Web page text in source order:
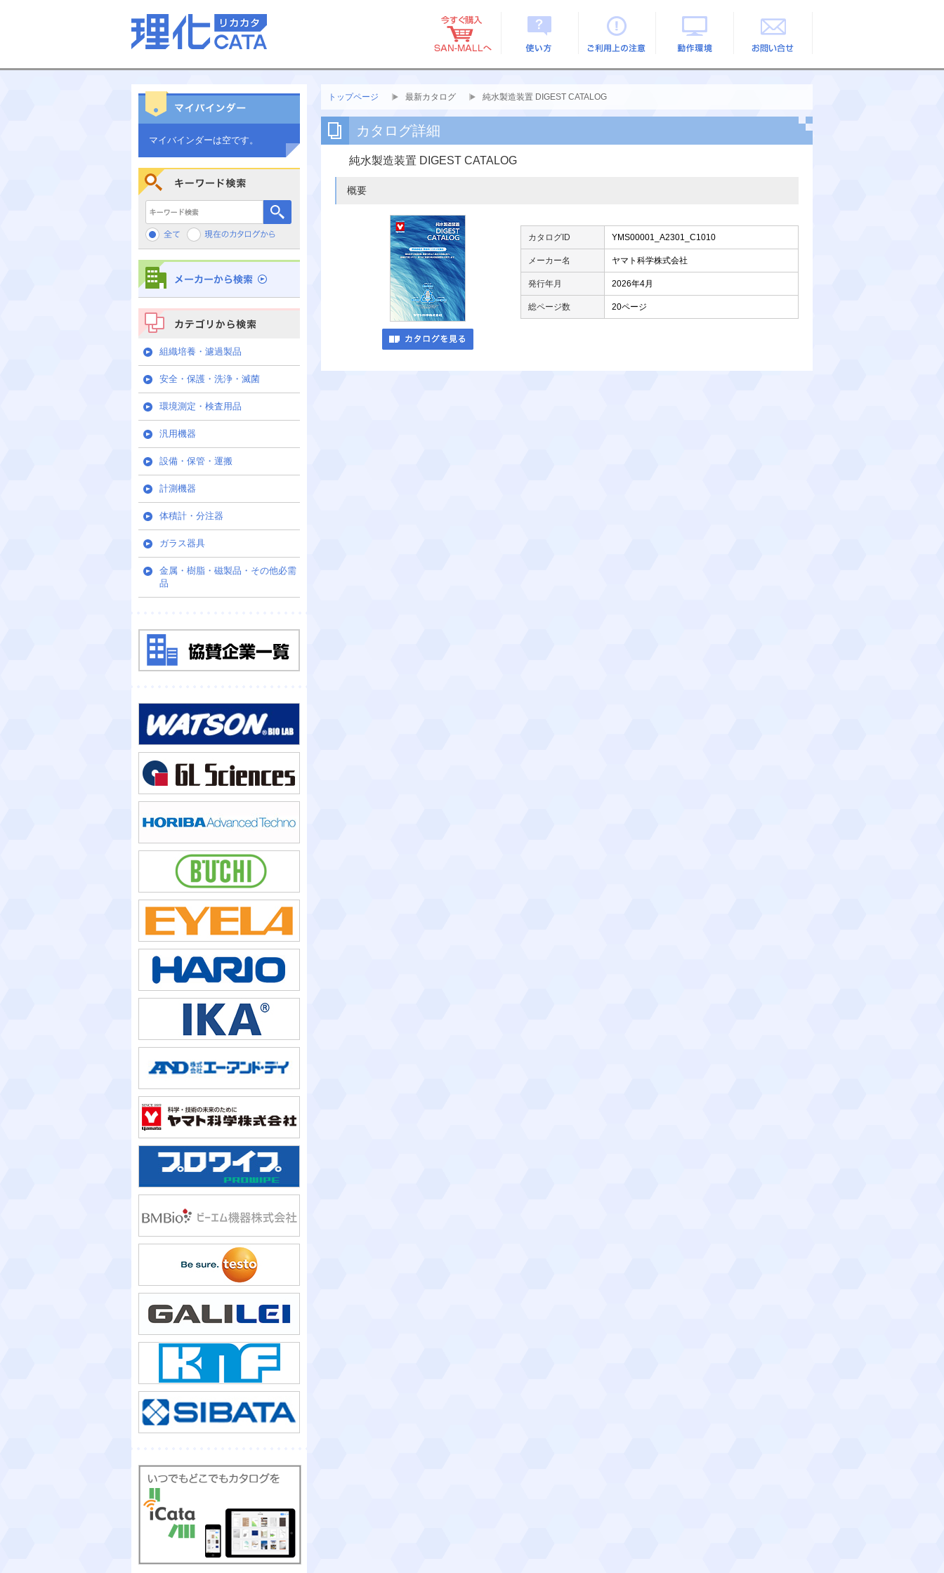
トップページ 最新カタログ 純水製造装置 DIGEST CATALOG
カタログ詳細
純水製造装置 DIGEST CATALOG
概要
カタログID YMS00001_A2301_C1010
メーカー名 ヤマト科学株式会社
発行年月 2026年4月
総ページ数 20ページ
マイバインダーは空です。
キーワード検索
カテゴリから検索
組織培養・濾過製品
安全・保護・洗浄・滅菌
環境測定・検査用品
汎用機器
設備・保管・運搬
計測機器
体積計・分注器
ガラス器具
金属・樹脂・磁製品・その他必需
品